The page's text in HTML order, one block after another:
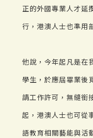
正的外國專業人才延
行，港澳人士也準用
他說，今年起凡是在
學生，於應屆畢業後
請工作許可，無縫銜
起，港澳人士也可從
語教育相關藝能與活